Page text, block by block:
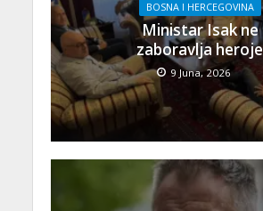
BOSNA I HERCEGOVINA
Ministar Isak ne
zaboravlja heroje
9 Juna, 2026